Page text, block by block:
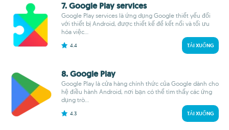
7. Google Play services
Google Play services là ứng dụng Google thiết yếu đối
với thiết bị Android, được thiết kế để kết nối và tối ưu
hóa việc...
4.4 TẢI XUỐNG
8. Google Play
Google Play là cửa hàng chính thức của Google dành cho
hệ điều hành Android, nơi bạn có thể tìm thấy các ứng
dụng trò...
4.3 TẢI XUỐNG